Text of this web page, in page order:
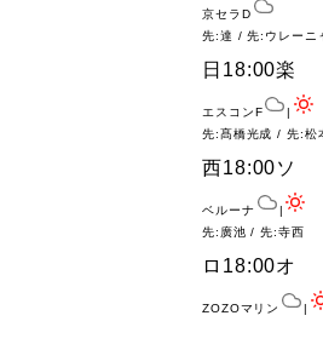
京セラD
先:達 / 先:ウレーニ
日 18:00楽
エスコンF
|
先:髙橋光成 / 先:松
西18:00ソ
ベルーナ
|
先:廣池 / 先:寺西
ロ 18:00オ
ZOZOマリン |